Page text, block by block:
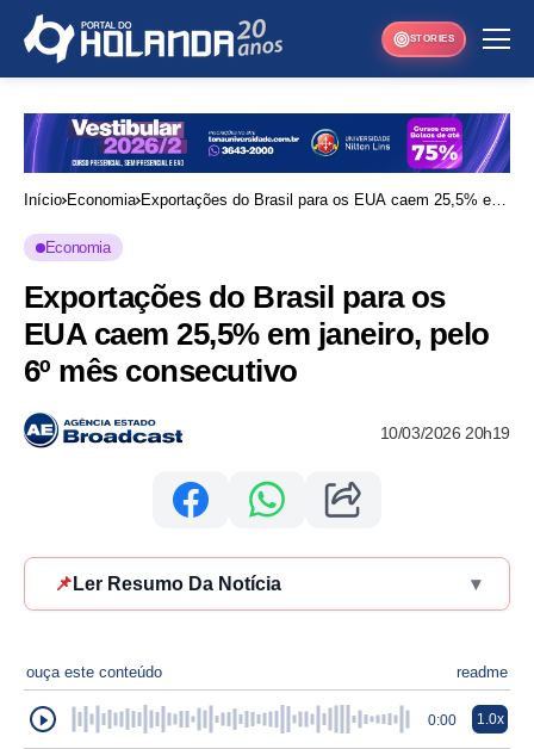
STORIES
Início Economia Exportações do Brasil para os EUA caem 25,5% em
Economia
Exportações do Brasil para os
EUA caem 25,5% em janeiro, pelo
6º mês consecutivo
10/03/2026 20h19
📌 Ler Resumo Da Notícia ▾
ouça este conteúdo readme
0:00 1.0x